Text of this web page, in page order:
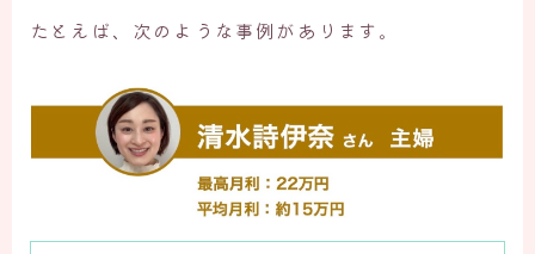
たとえば、次のような事例があります。